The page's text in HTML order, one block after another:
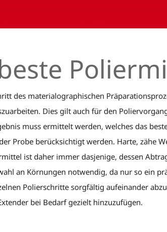
des materialographischen
Dies gilt auch für den
muss ermittelt werden, welches das
Probe berücksichtigt werden. Harte, zähe
ist daher immer dasjenige, dessen
an Körnungen notwendig, da nur so ein
Polierschritte sorgfältig aufeinander
bei Bedarf gezielt hinzuzufügen.